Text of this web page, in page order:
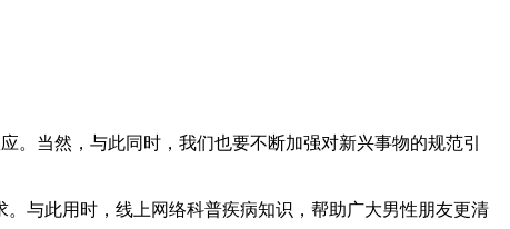
当然，与此同时，我们也要不断加强对新兴事物的规范引
与此用时，线上网络科普疾病知识，帮助广大男性朋友更清